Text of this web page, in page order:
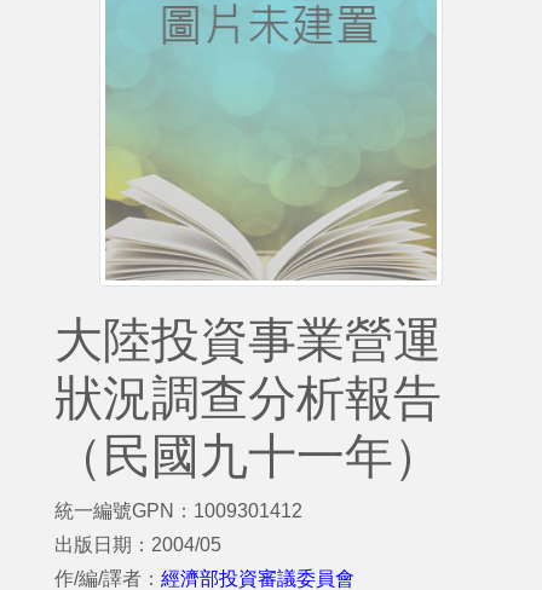
大陸投資事業營運
狀況調查分析報告
（民國九十一年）
統一編號GPN：1009301412
出版日期：2004/05
作/編/譯者： 經濟部投資審議委員會